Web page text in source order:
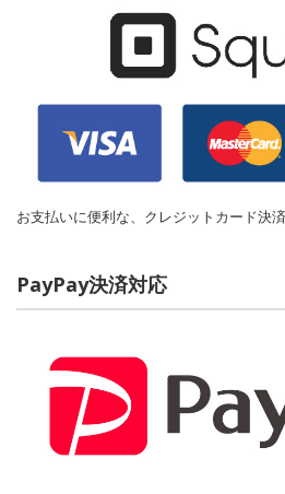
お支払いに便利な、クレジットカード決
PayPay決済対応